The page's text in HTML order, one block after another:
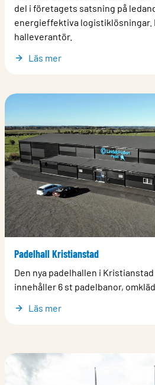
del i företagets satsning på
energieffektiva logistiklösningar.
halleverantör.
Läs mer
Padelhall Kristianstad
Den nya padelhallen i
innehåller 6 st padelbanor,
Läs mer